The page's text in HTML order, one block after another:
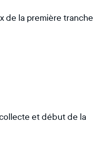
de la première tranche
et début de la